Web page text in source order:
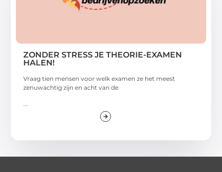
ZONDER STRESS JE THEORIE-EXAMEN
HALEN!
Vraag tien mensen voor welk examen ze het meest
zenuwachtig zijn en acht van de